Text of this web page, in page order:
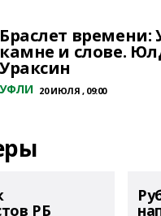
Браслет
камне и слове.
Ураксин
УФЛИ 20 ИЮЛЯ , 09:00
РБ